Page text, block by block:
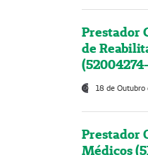
Prestador
de
18 de Outubro
Prestador
Médicos